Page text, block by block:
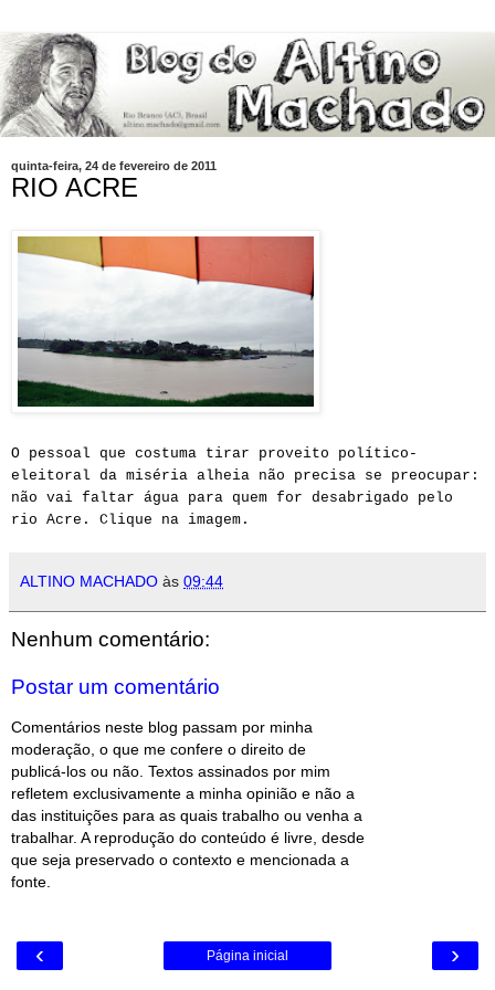
quinta-feira, 24 de fevereiro de 2011
RIO ACRE
O pessoal que costuma tirar proveito político-
eleitoral da miséria alheia não precisa se preocupar:
não vai faltar água para quem for desabrigado pelo
rio Acre. Clique na imagem.
ALTINO MACHADO às 09:44
Nenhum comentário:
Postar um comentário
Comentários neste blog passam por minha
moderação, o que me confere o direito de
publicá-los ou não. Textos assinados por mim
refletem exclusivamente a minha opinião e não a
das instituições para as quais trabalho ou venha a
trabalhar. A reprodução do conteúdo é livre, desde
que seja preservado o contexto e mencionada a
fonte.
‹ ›
Página inicial